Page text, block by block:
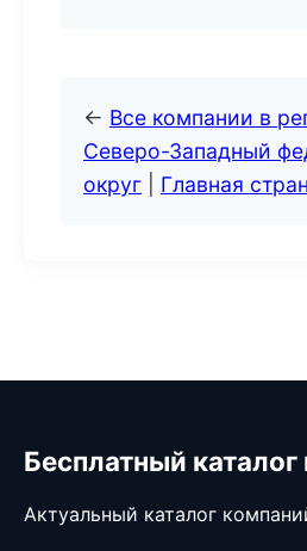
← Все компании в
Северо-Западный
округ
Главная
Бесплатный
Актуальный каталог